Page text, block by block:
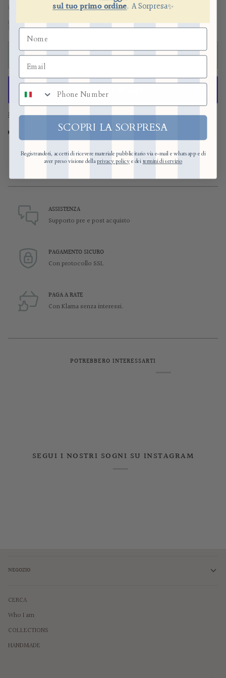
Spedizione in 48/72 ore
⚠️ Gli ordini effettuatitra il 1 e il 13 agostosaranno evasi il 14 agosto ⚠️
Ritiro in sede disponibile al checkout
ADD TO CART
More payment options
ASSISTENZA
Supporto pre e post acquisto
PAGAMENTO SICURO
Con protocollo SSL
PAGA A RATE
Con Klarna senza interessi.
POTREBBERO INTERESSARTI
SEGUI I NOSTRI SOGNI SU INSTAGRAM
NEGOZIO
CERCA
Who I am
COLLECTIONS
HANDMADE
sul tuo primo ordine. A Sorpresa✨
numero di telefono
SCOPRI LA SORPRESA
Registrandoti, accetti di ricevere materiale pubblicitario via e-mail e whatsapp e di
aver preso visione dellaprivacy policye dei termini di servizio